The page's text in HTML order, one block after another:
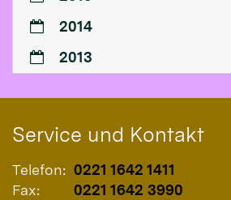
2014
2013
Service und Kontakt
Telefon: 0221 1642 1411
Fax:
0221 1642 3990